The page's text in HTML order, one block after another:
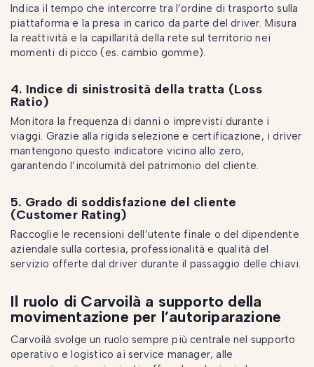
Indica il tempo che intercorre tra l’ordine di trasporto sulla
piattaforma e la presa in carico da parte del driver. Misura
la reattività e la capillarità della rete sul territorio nei
momenti di picco (es. cambio gomme).
4. Indice di sinistrosità della tratta (Loss
Ratio)
Monitora la frequenza di danni o imprevisti durante i
viaggi. Grazie alla rigida selezione e certificazione, i driver
mantengono questo indicatore vicino allo zero,
garantendo l’incolumità del patrimonio del cliente.
5. Grado di soddisfazione del cliente
(Customer Rating)
Raccoglie le recensioni dell’utente finale o del dipendente
aziendale sulla cortesia, professionalità e qualità del
servizio offerte dal driver durante il passaggio delle chiavi.
Il ruolo di Carvoilà a supporto della
movimentazione per l’autoriparazione
Carvoilà svolge un ruolo sempre più centrale nel supporto
operativo e logistico ai service manager, alle